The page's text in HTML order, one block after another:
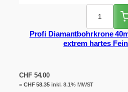
Profi Diamantbohrkrone
extrem hartes
CHF54.00
= CHF58.35inkl. 8.1% MWST